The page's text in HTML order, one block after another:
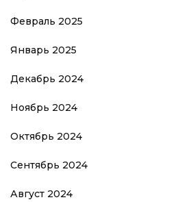
Февраль 2025
Январь 2025
Декабрь 2024
Ноябрь 2024
Октябрь 2024
Сентябрь 2024
Август 2024